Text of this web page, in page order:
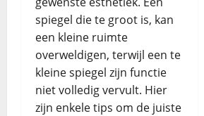
spiegel die te groot is, kan
een kleine ruimte
overweldigen, terwijl een te
kleine spiegel zijn functie
niet volledig vervult. Hier
zijn enkele tips om de juiste